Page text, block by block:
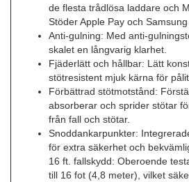
de flesta trådlösa laddare och
Stöder Apple Pay och Samsung
Anti-gulning: Med anti-
skalet en långvarig klarhet.
Fjäderlätt och hållbar: Lätt
stötresistent mjuk kärna för
Förbättrad stötmotstånd:
absorberar och sprider stötar
från fall och stötar.
Snoddankarpunkter:
för extra säkerhet och
16 ft. fallskydd: Oberoende
till 16 fot (4,8 meter), vilket